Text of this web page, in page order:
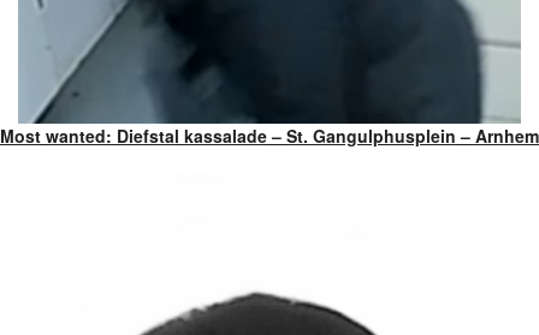
Most wanted: Diefstal kassalade – St. Gangulphusplein – Arnhem